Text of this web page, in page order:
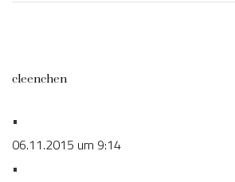
cleenchen
•
06.11.2015 um 9:14
•